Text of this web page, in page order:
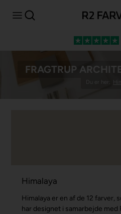
FRAGTRUP
Du er her:
Himalaya
Himalaya er en af de 12 farver,
har designet i samarbejde med